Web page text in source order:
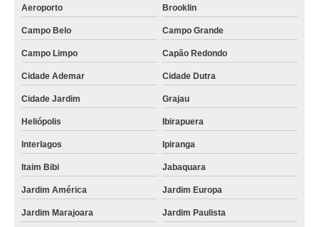
serviço de termografia em edifícios Santa Efigênia
empresa que faz termografia elétrica Lapa
serviço de termografia mecânica Rio Grande da Serra
serviço de termografia mecânica Poá
termografia para industrias Bauru
termografias edifícios Cidade Quarto Centenário
empresa que faz termografia para prédios São Carlos
serviço de termografia por infravermelho Embu das Artes
termografia por infravermelho M'Boi Mirim
serviço de termografia edifícios Consolação
Aeroporto
Brooklin
Campo Belo Campo Grande
Campo Limpo Capão Redondo
Cidade Ademar Cidade Dutra
Cidade Jardim Grajau
Heliópolis Ibirapuera
Interlagos Ipiranga
Itaim Bibi Jabaquara
Jardim América Jardim Europa
Jardim Marajoara Jardim Paulista